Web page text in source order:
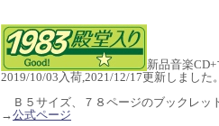
新品音楽
2019/10/03入荷,2021/12/17更新しました
Ｂ５サイズ、７８ページのブックレ
→公式ページ